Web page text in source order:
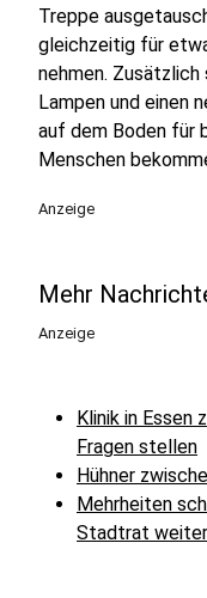
Treppe
gleichzeitig für
nehmen.
Lampen und einen
auf dem Boden für
Menschen
Anzeige
Mehr
Anzeige
Klinik in Essen
Fragen stellen
Hühner
Mehrheiten
Stadtrat weiter